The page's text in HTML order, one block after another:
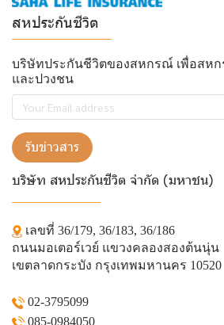
สหประกันชีวิต
บริษัทประกันชีวิตของสหกรณ์ เพื่อสห
และปวงชน
รับข่าวสาร
บริษัท สหประกันชีวิต จำกัด (มหาชน)
เลขที่ 36/179, 36/183, 36/186
ถนนมอเตอร์เวย์ แขวงคลองสองต้นนุ่น
เขตลาดกระบัง กรุงเทพมหานคร 10520
02-3795099
085-0984050